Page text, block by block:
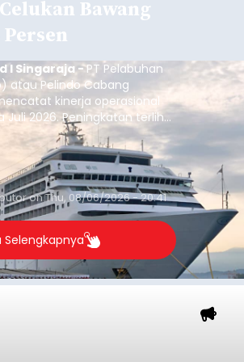
Bawang
I Singaraja -PT Pelabuhan
atau Pelindo Cabang
kinerja operasional
2026. Peningkatan terlihat
mencapai 1,48 juta Gross
tumbuh 12,4 persen
yang sama tahun lalu
1,32 juta GT.
onThu, 08/06/2026 - 20:41
Selengkapnya